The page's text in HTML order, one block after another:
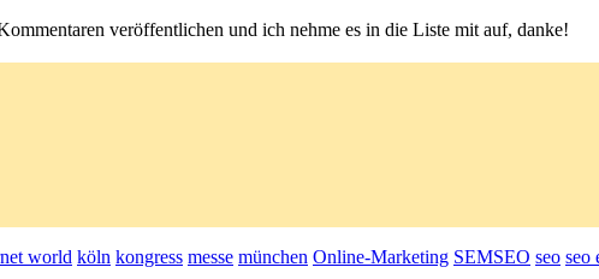
veröffentlichen und ich nehme es in die Liste mit auf, danke!
world köln kongress messe münchen Online-Marketing SEMSEO seo seo